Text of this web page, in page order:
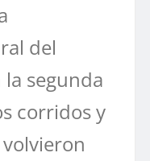
del
segunda
corridos y